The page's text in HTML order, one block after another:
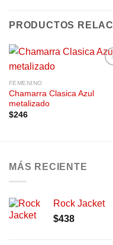
PRODUCTOS
FEMENINO
Chamarra Clasica Azul
metalizado
$246
MÁS RECIENTE
Rock Jacket
$438